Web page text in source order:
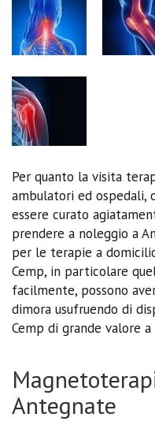
Per quanto la visita
ambulatori ed
essere curato
prendere a noleggio a
per le terapie a
Cemp, in particolare
facilmente, possono
dimora usufruendo di
Cemp di grande valore a
Antegnate